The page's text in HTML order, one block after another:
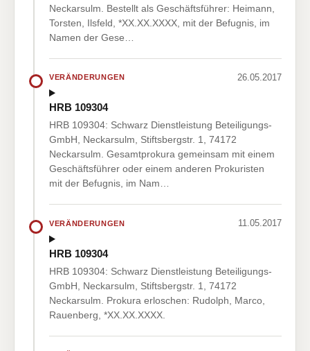
Neckarsulm. Bestellt als Geschäftsführer: Heimann,
Torsten, Ilsfeld, *XX.XX.XXXX, mit der Befugnis, im
Namen der Gese…
VERÄNDERUNGEN 26.05.2017
HRB 109304
HRB 109304: Schwarz Dienstleistung Beteiligungs-
GmbH, Neckarsulm, Stiftsbergstr. 1, 74172
Neckarsulm. Gesamtprokura gemeinsam mit einem
Geschäftsführer oder einem anderen Prokuristen
mit der Befugnis, im Nam…
VERÄNDERUNGEN 11.05.2017
HRB 109304
HRB 109304: Schwarz Dienstleistung Beteiligungs-
GmbH, Neckarsulm, Stiftsbergstr. 1, 74172
Neckarsulm. Prokura erloschen: Rudolph, Marco,
Rauenberg, *XX.XX.XXXX.